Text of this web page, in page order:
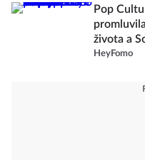
Pop
života a
od skupiny
HeyFomo